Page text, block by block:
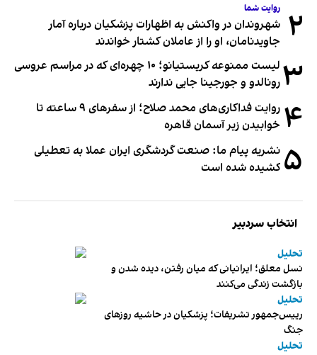
۲ روایت شما
شهروندان در واکنش به اظهارات پزشکیان درباره آمار
جاویدنامان، او را از عاملان کشتار خواندند
۳
لیست ممنوعه کریستیانو؛ ۱۰ چهره‌ای که در مراسم عروسی
رونالدو و جورجینا جایی ندارند
۴
روایت فداکاری‌های محمد صلاح؛ از سفرهای ۹ ساعته تا
خوابیدن زیر آسمان قاهره
۵ نشریه پیام ما: صنعت گردشگری ایران عملا به تعطیلی
کشیده شده است
انتخاب سردبیر
تحلیل
نسل معلق؛ ایرانیانی که میان رفتن، دیده شدن و
بازگشت زندگی می‌کنند
تحلیل
رییس‌جمهور تشریفات؛ پزشکیان در حاشیه روزهای
جنگ
تحلیل